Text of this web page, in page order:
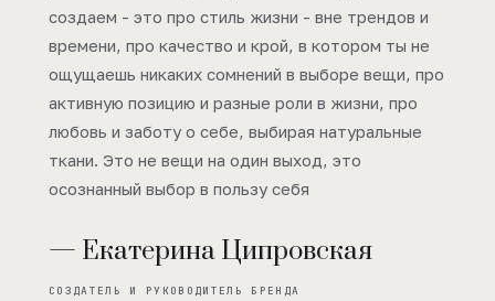
создаем - это про стиль жизни - вне трендов и
времени, про качество и крой, в котором ты не
ощущаешь никаких сомнений в выборе вещи, про
активную позицию и разные роли в жизни, про
любовь и заботу о себе, выбирая натуральные
ткани. Это не вещи на один выход, это
осознанный выбор в пользу себя
— Екатерина Ципровская
СОЗДАТЕЛЬ И РУКОВОДИТЕЛЬ БРЕНДА